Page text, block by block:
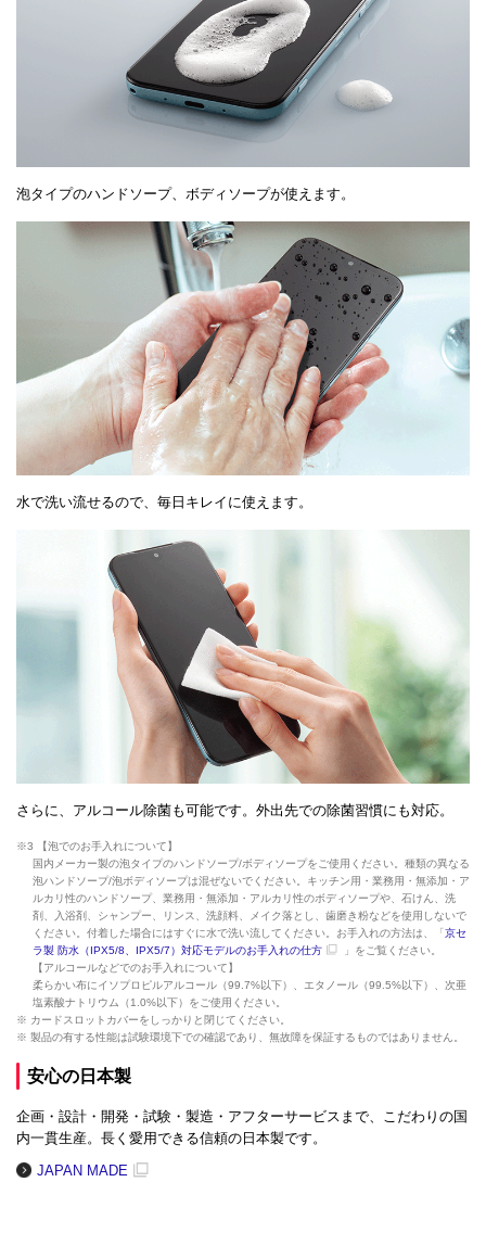
泡タイプのハンドソープ、ボディソープが使えます。
水で洗い流せるので、毎日キレイに使えます。
さらに、アルコール除菌も可能です。外出先での除菌習慣にも対応。
※3 【泡でのお手入れについて】
国内メーカー製の泡タイプのハンドソープ/ボディソープをご使用ください。種類の異なる
泡ハンドソープ/泡ボディソープは混ぜないでください。キッチン用・業務用・無添加・ア
ルカリ性のハンドソープ、業務用・無添加・アルカリ性のボディソープや、石けん、洗
剤、入浴剤、シャンプー、リンス、洗顔料、メイク落とし、歯磨き粉などを使用しないで
ください。付着した場合にはすぐに水で洗い流してください。お手入れの方法は、「京セ
ラ製 防水（IPX5/8、IPX5/7）対応モデルのお手入れの仕方
」をご覧ください。
【アルコールなどでのお手入れについて】
柔らかい布にイソプロピルアルコール（99.7%以下）、エタノール（99.5%以下）、次亜
塩素酸ナトリウム（1.0%以下）をご使用ください。
※ カードスロットカバーをしっかりと閉じてください。
※ 製品の有する性能は試験環境下での確認であり、無故障を保証するものではありません。
安心の日本製
企画・設計・開発・試験・製造・アフターサービスまで、こだわりの国
内一貫生産。長く愛用できる信頼の日本製です。
JAPAN MADE